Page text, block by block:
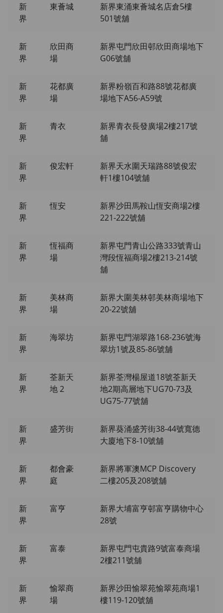
新
界
東薈城
新界東涌東薈城名店倉5樓
501號舖
新
界
欣田商
場
新界屯門欣田邨欣田商場地下
G06號舖
新
界
花都廣
場
新界粉嶺百和路88號花都廣
場地下A56-A59號
新
界
青衣
新界青衣長發廣場2樓217號
舖
新
界
俊宏軒
新界天水圍天瑞路88號俊宏
軒1樓104號舖
新
界
恆安
新界沙田馬鞍山恆安商場2樓
221-222號舖
新
界
恆福商
場
新界屯門青山公路333號青山
灣段恆福商場2樓213-214號
舖
新
界
美林商
場
新界大圍美林邨美林商場地下
20-22號舖
新
界
海翠坊
新界屯門湖翠路168-236號海
翠坊1號及85-86號舖
新
界
荃新天
地 2
新界荃灣楊屋道18號荃新天
地2期高層地下UG70-73及
UG75-77號舖
新
界
盛芳街
新界葵涌盛芳街38-44號寬德
大廈地下8-10號舖
新
界
都會豪
庭
新界將軍澳MCP Discovery
二樓205及208號舖
新
界
富亨
新界大埔富亨邨富亨購物中心
28號
新
界
富泰
新界屯門屯貴路9號富泰商場
2樓211號舖
新
界
愉翠商
場
新界沙田愉翠苑愉翠苑商場1
樓119-120號舖